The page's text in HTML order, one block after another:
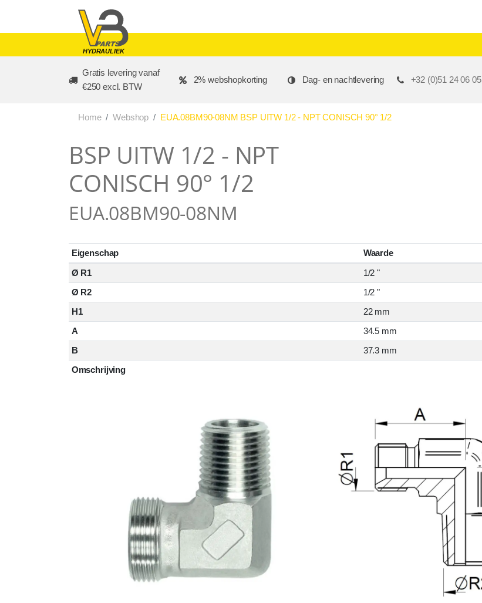
HYDRAULIEK
Gratis levering vanaf
€250 excl. BTW
2% webshopkorting Dag- en nachtlevering +32 (0)51 24 06 05
Home Webshop EUA.08BM90-08NM BSP UITW 1/2 - NPT CONISCH 90° 1/2
BSP UITW 1/2 - NPT
CONISCH 90° 1/2
EUA.08BM90-08NM
Eigenschap
Waarde
Ø R1
1/2 "
Ø R2
1/2 "
H1
22 mm
A
34.5 mm
B
37.3 mm
Omschrijving